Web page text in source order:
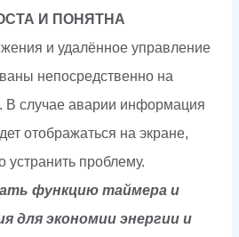
И ПОНЯТНА
и удалённое управление
непосредственно на
В случае аварии информация
отображаться на экране,
устранить проблему.
функцию таймера и
для экономии энергии и